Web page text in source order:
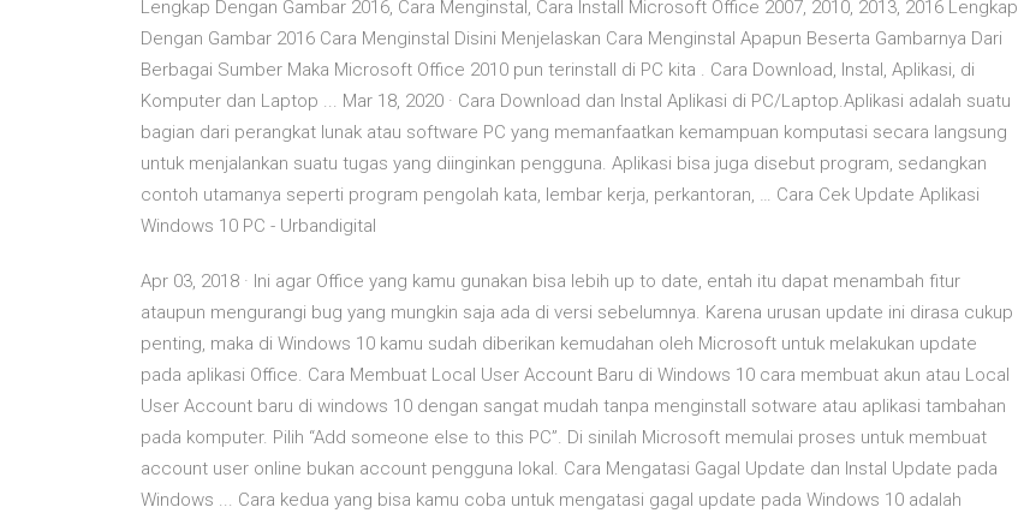
Lengkap Dengan Gambar 2016, Cara Menginstal, Cara Install Microsoft Office 2007, 2010, 2013, 2016 Lengkap
Dengan Gambar 2016 Cara Menginstal Disini Menjelaskan Cara Menginstal Apapun Beserta Gambarnya Dari
Berbagai Sumber Maka Microsoft Office 2010 pun terinstall di PC kita . Cara Download, Instal, Aplikasi, di
Komputer dan Laptop ... Mar 18, 2020 · Cara Download dan Instal Aplikasi di PC/Laptop.Aplikasi adalah suatu
bagian dari perangkat lunak atau software PC yang memanfaatkan kemampuan komputasi secara langsung
untuk menjalankan suatu tugas yang diinginkan pengguna. Aplikasi bisa juga disebut program, sedangkan
contoh utamanya seperti program pengolah kata, lembar kerja, perkantoran, … Cara Cek Update Aplikasi
Windows 10 PC - Urbandigital
Apr 03, 2018 · Ini agar Office yang kamu gunakan bisa lebih up to date, entah itu dapat menambah fitur
ataupun mengurangi bug yang mungkin saja ada di versi sebelumnya. Karena urusan update ini dirasa cukup
penting, maka di Windows 10 kamu sudah diberikan kemudahan oleh Microsoft untuk melakukan update
pada aplikasi Office. Cara Membuat Local User Account Baru di Windows 10 cara membuat akun atau Local
User Account baru di windows 10 dengan sangat mudah tanpa menginstall sotware atau aplikasi tambahan
pada komputer. Pilih “Add someone else to this PC”. Di sinilah Microsoft memulai proses untuk membuat
account user online bukan account pengguna lokal. Cara Mengatasi Gagal Update dan Instal Update pada
Windows ... Cara kedua yang bisa kamu coba untuk mengatasi gagal update pada Windows 10 adalah